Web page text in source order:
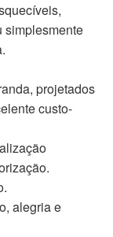
simplesmente
projetados
custo-
alegria e